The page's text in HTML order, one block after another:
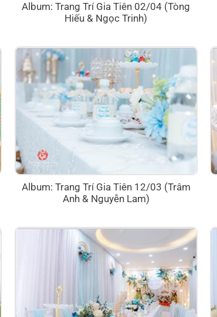
Album: Trang Trí Gia Tiên 02/04 (Tòng
Hiếu & Ngọc Trinh)
Album: Trang Trí Gia Tiên 12/03 (Trâm
Anh & Nguyễn Lam)